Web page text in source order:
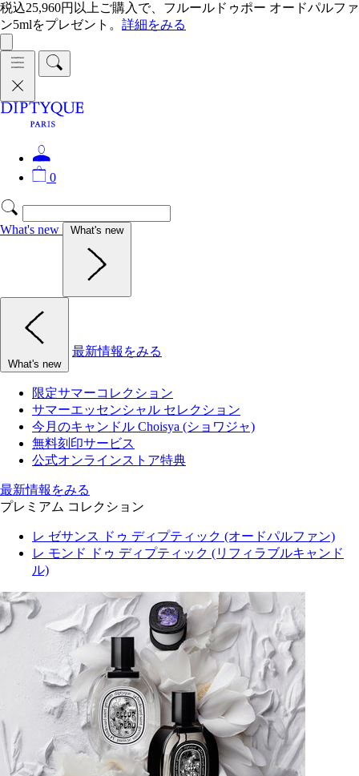
税込25,960円以上ご購入で、フルールドゥポー オードパルファ
ン5mlをプレゼント。 詳細をみる
0
What's new What's new
What's new
最新情報をみる
限定サマーコレクション
サマーエッセンシャル セレクション
今月のキャンドル Choisya (ショワジャ)
無料刻印サービス
公式オンラインストア特典
最新情報をみる
プレミアム コレクション
レ ゼサンス ドゥ ディプティック (オードパルファン)
レ モンド ドゥ ディプティック (リフィラブルキャンド
ル)